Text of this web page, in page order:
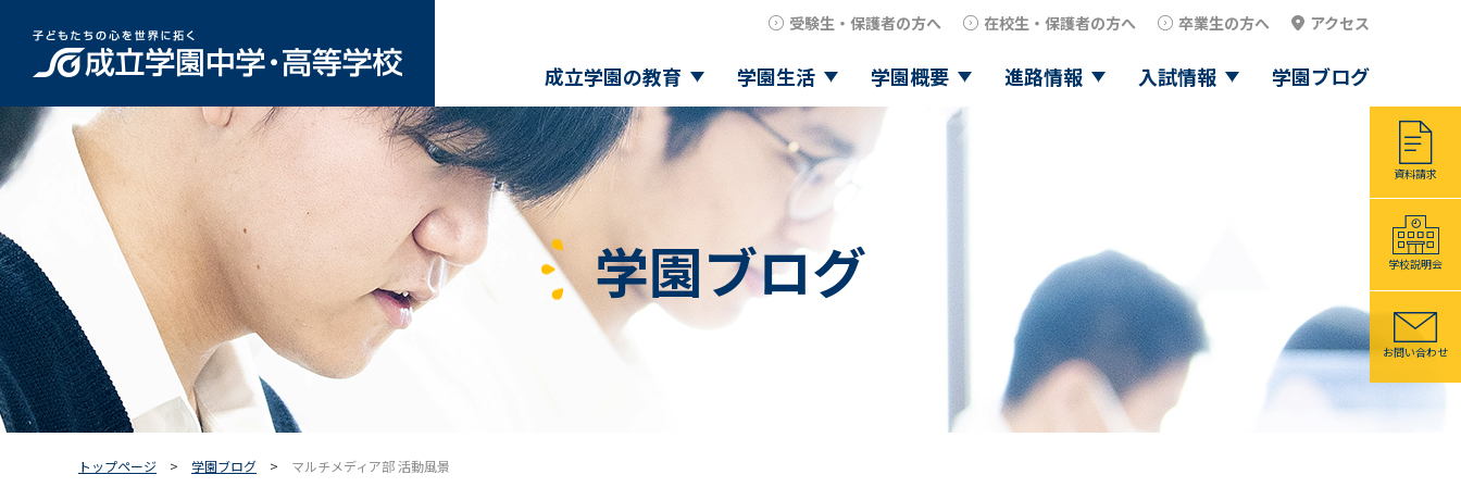
受験生・保護者の方へ 在校生・保護者の方へ 卒業生の方へ アクセス
成立学園の教育 学園生活 学園概要 進路情報 入試情報 学園ブログ
資料請求
学校説明会
お問い合わせ
学園ブログ
トップページ 学園ブログ マルチメディア部 活動風景